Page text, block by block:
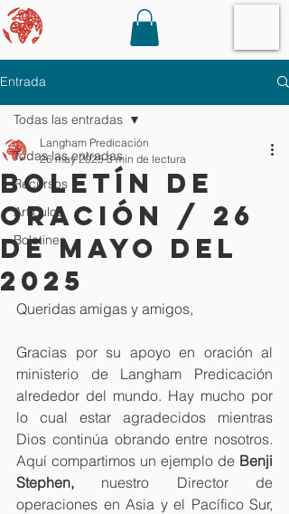
Entrada
Todas las entradas
Recursos
Artículos
Boletines
Todas las entradas
boletín de
oración / 26
de mayo del
2025
Langham Predicación
26 may 2025 3 min de lectura
Queridas amigas y amigos,
Gracias por su apoyo en oración al
ministerio de Langham Predicación
alrededor del mundo. Hay mucho por
lo cual estar agradecidos mientras
Dios continúa obrando entre nosotros.
Aquí compartimos un ejemplo de Benji
Stephen, nuestro Director de
operaciones en Asia y el Pacífico Sur,